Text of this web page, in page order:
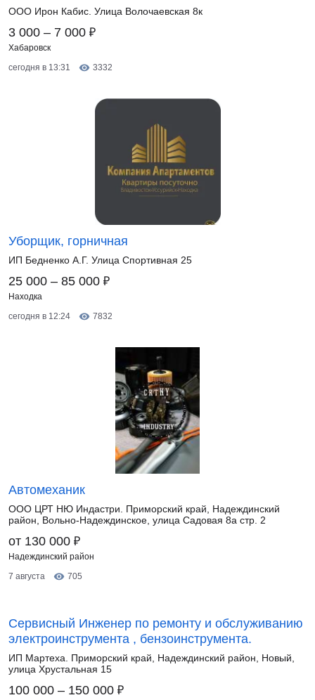
ООО Ирон Кабис. Улица Волочаевская 8к
3 000 – 7 000 ₽
Хабаровск
сегодня в 13:31
3332
Уборщик, горничная
ИП Бедненко А.Г. Улица Спортивная 25
25 000 – 85 000 ₽
Находка
сегодня в 12:24
7832
Автомеханик
ООО ЦРТ НЮ Индастри. Приморский край, Надеждинский
район, Вольно-Надеждинское, улица Садовая 8а стр. 2
от 130 000 ₽
Надеждинский район
7 августа
705
Сервисный Инженер по ремонту и обслуживанию
электроинструмента , бензоинструмента.
ИП Мартеха. Приморский край, Надеждинский район, Новый,
улица Хрустальная 15
100 000 – 150 000 ₽